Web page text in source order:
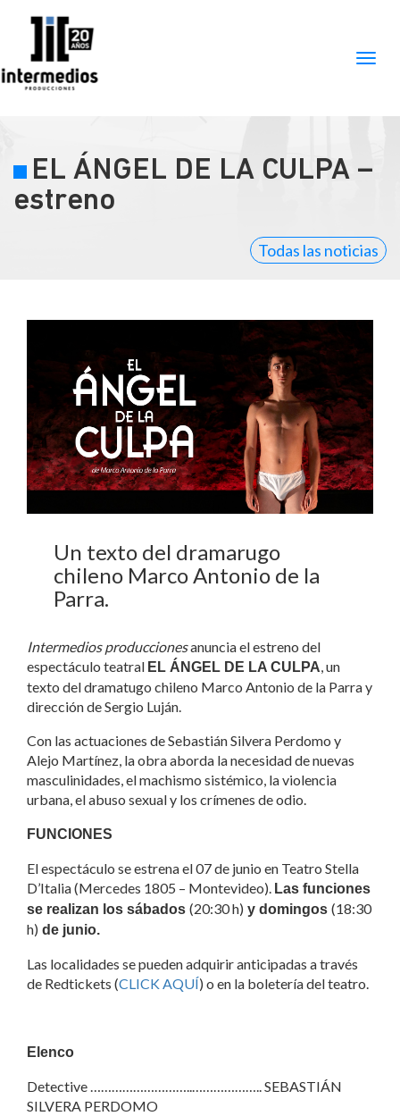
EL ÁNGEL DE LA CULPA –
estreno
Todas las noticias
Un texto del dramarugo
chileno Marco Antonio de la
Parra.
Intermedios produccionesanuncia el estreno del
espectáculo teatral EL ÁNGEL DE LA CULPA, un
texto del dramatugo chileno Marco Antonio de la Parra y
dirección de Sergio Luján.
Con las actuaciones de Sebastián Silvera Perdomo y
Alejo Martínez, la obra aborda la necesidad de nuevas
masculinidades, el machismo sistémico, la violencia
urbana, el abuso sexual y los crímenes de odio.
FUNCIONES
El espectáculo se estrena el 07 de junio en Teatro Stella
D’Italia (Mercedes 1805 – Montevideo). Las funciones
se realizan los sábados (20:30 h) y domingos (18:30
h) de junio.
Las localidades se pueden adquirir anticipadas a través
de Redtickets (CLICK AQUÍ) o en la boletería del teatro.
Elenco
Detective ………………………..……………….. SEBASTIÁN
SILVERA PERDOMO